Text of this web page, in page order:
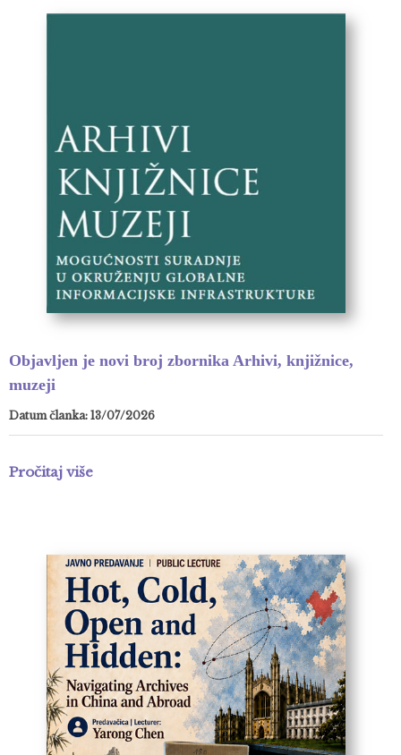
Objavljen je novi broj zbornika Arhivi, knjižnice,
muzeji
Datum članka: 13/07/2026
Pročitaj više